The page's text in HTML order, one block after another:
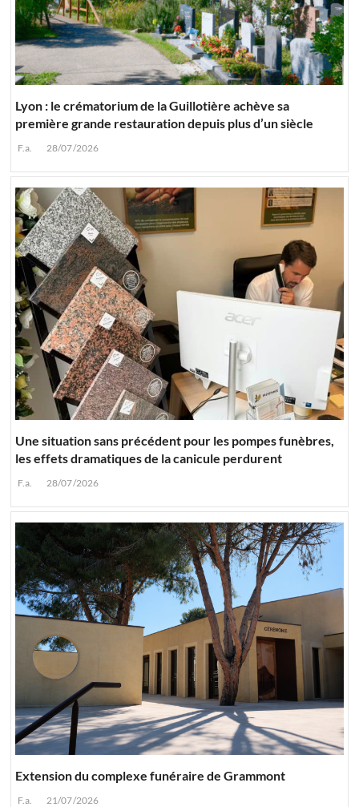
Lyon : le crématorium de la Guillotière achève sa
première grande restauration depuis plus d’un siècle
F.a. 28/07/2026
Une situation sans précédent pour les pompes funèbres,
les effets dramatiques de la canicule perdurent
F.a. 28/07/2026
Extension du complexe funéraire de Grammont
F.a. 21/07/2026